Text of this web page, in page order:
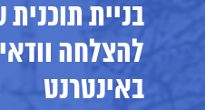
בניית תוכנית
להצלחה
באינטרנט